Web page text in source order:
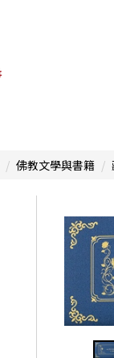
佛教文學與書籍